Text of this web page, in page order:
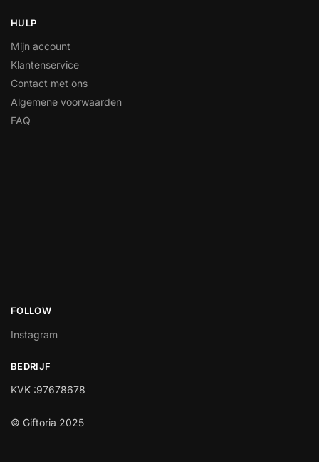
HULP
Mijn account
Klantenservice
Contact met ons
Algemene voorwaarden
FAQ
FOLLOW
Instagram
BEDRIJF
KVK :97678678
© Giftoria 2025